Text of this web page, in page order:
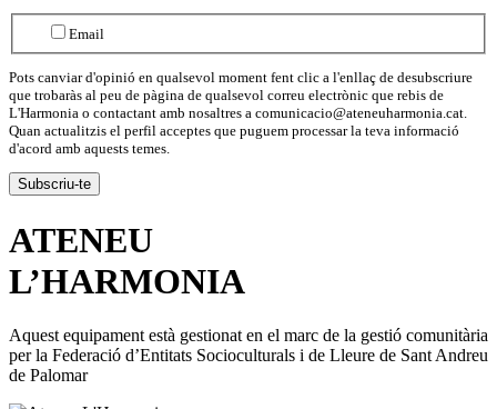
Email
Pots canviar d'opinió en qualsevol moment fent clic a l'enllaç de desubscriure
que trobaràs al peu de pàgina de qualsevol correu electrònic que rebis de
L'Harmonia o contactant amb nosaltres a comunicacio@ateneuharmonia.cat.
Quan actualitzis el perfil acceptes que puguem processar la teva informació
d'acord amb aquests temes.
ATENEU
L’HARMONIA
Aquest equipament està gestionat en el marc de la gestió comunitària
per la Federació d’Entitats Socioculturals i de Lleure de Sant Andreu
de Palomar